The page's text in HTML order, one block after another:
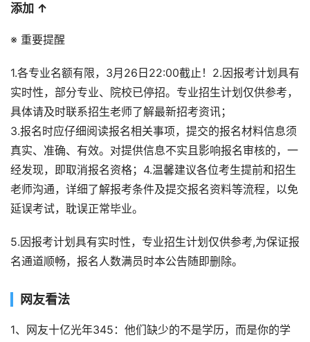
添加 ↑
※ 重要提醒
1.各专业名额有限，3月26日22:00截止！2.因报考计划具有
实时性，部分专业、院校已停招。专业招生计划仅供参考，
具体请及时联系招生老师了解最新招考资讯；
3.报名时应仔细阅读报名相关事项，提交的报名材料信息须
真实、准确、有效。对提供信息不实且影响报名审核的，一
经发现，即取消报名资格；4.温馨建议各位考生提前和招生
老师沟通，详细了解报考条件及提交报名资料等流程，以免
延误考试，耽误正常毕业。
5.因报考计划具有实时性，专业招生计划仅供参考,为保证报
名通道顺畅，报名人数满员时本公告随即删除。
网友看法
1、网友十亿光年345：他们缺少的不是学历，而是你的学